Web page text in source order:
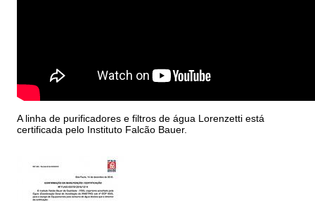
A linha de purificadores e filtros de água Lorenzetti está
certificada pelo Instituto Falcão Bauer.